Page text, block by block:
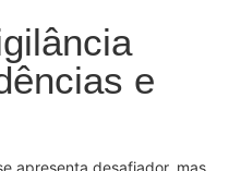
e
apresenta desafiador, mas